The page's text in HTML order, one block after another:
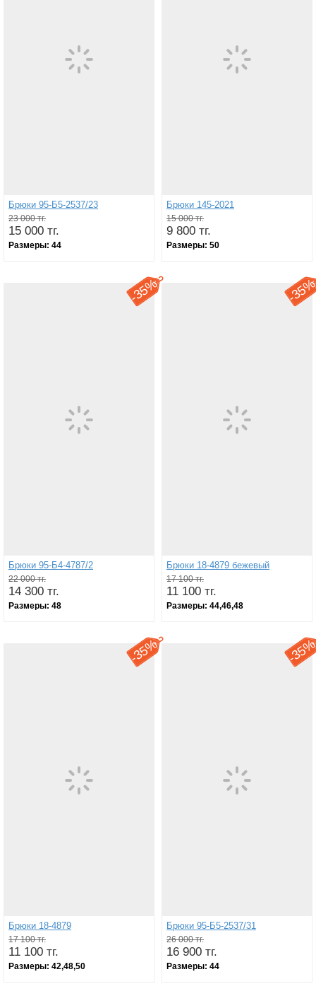
Брюки 95-Б5-2537/23
23 000 тг.
15 000 тг.
Размеры: 44
Брюки 145-2021
15 000 тг.
9 800 тг.
Размеры: 50
-
35%
Брюки 95-Б4-4787/2
22 000 тг.
14 300 тг.
Размеры: 48
-
Брюки 18-4879 бежевый
17 100 тг.
11 100 тг.
Размеры: 44,46,48
-
35%
Брюки 18-4879
17 100 тг.
11 100 тг.
Размеры: 42,48,50
-
Брюки 95-Б5-2537/31
26 000 тг.
16 900 тг.
Размеры: 44